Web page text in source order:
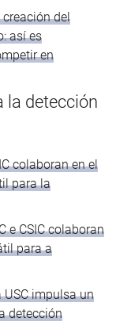
del
así es
en
la detección
colaboran en el
para la
e CSIC colaboran
para a
USC impulsa un
detección